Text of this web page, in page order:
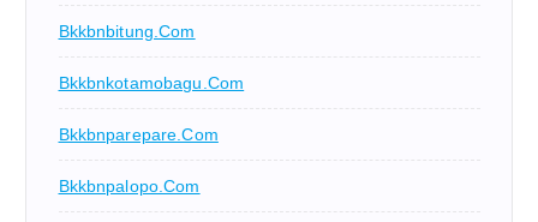
Bkkbnbitung.com
Bkkbnkotamobagu.com
Bkkbnparepare.com
Bkkbnpalopo.com